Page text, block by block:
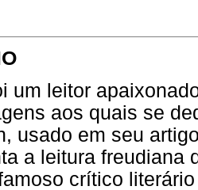
um leitor
aos quais se
usado em seu
a leitura freudiana
crítico